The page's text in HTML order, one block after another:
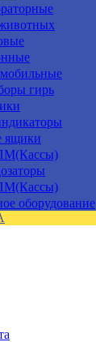
гирь
ящики
оборудование